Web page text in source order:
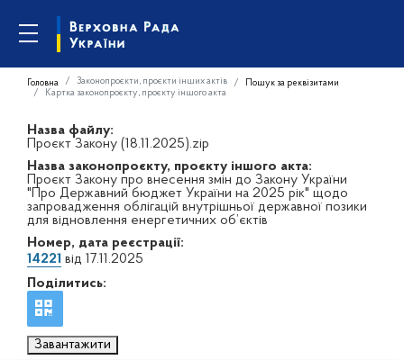
Головна Законопроєкти, проєкти інших актів
Пошук за реквізитами
Картка законопроєкту, проєкту іншого акта
Назва файлу:
Проєкт Закону (18.11.2025).zip
Назва законопроєкту, проєкту іншого акта:
Проєкт Закону про внесення змін до Закону України
"Про Державний бюджет України на 2025 рік" щодо
запровадження облігацій внутрішньої державної позики
для відновлення енергетичних об’єктів
Номер, дата реєстрації:
14221 від 17.11.2025
Поділитись:
Завантажити